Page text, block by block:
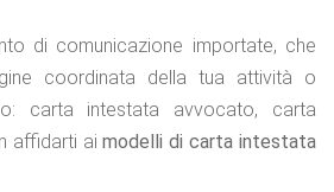
di comunicazione importate, che
coordinata della tua attività o
carta intestata avvocato, carta
affidarti aimodelli di carta intestata